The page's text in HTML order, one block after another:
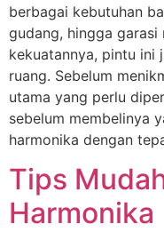
berbagai kebutuhan
gudang, hingga garasi
kekuatannya, pintu ini
ruang. Sebelum
utama yang perlu
sebelum membelinya
harmonika dengan
Tips
Harmonika